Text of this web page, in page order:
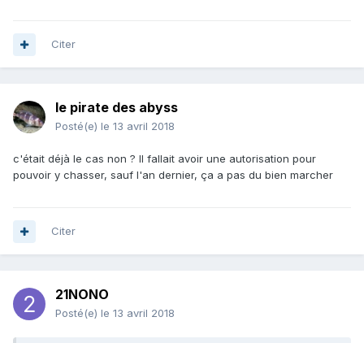
Citer
le pirate des abyss
Posté(e) le 13 avril 2018
c'était déjà le cas non ? Il fallait avoir une autorisation pour
pouvoir y chasser, sauf l'an dernier, ça a pas du bien marcher
Citer
21NONO
Posté(e) le 13 avril 2018